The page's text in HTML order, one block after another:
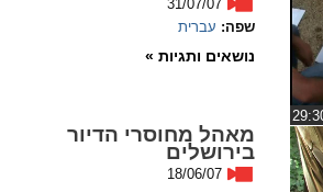
זום
zoom_in
גופנים
31/07/07
שפה: עברית
נושאים ותגיות »
מאהל מחוסרי הדיור
בירושלים
18/06/07